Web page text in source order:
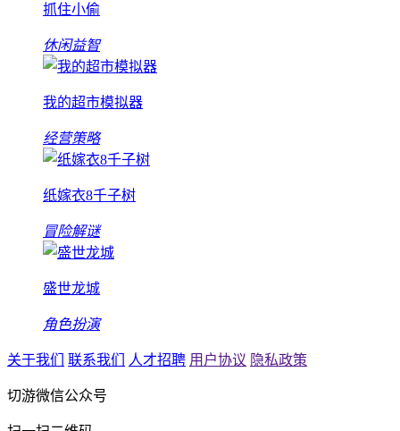
抓住小偷
休闲益智
我的超市模拟器
经营策略
纸嫁衣8千子树
冒险解谜
盛世龙城
角色扮演
关于我们 联系我们 人才招聘 用户协议 隐私政策
切游微信公众号